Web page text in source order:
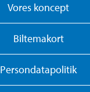
Vores koncept
Biltemakort
Persondatapolitik